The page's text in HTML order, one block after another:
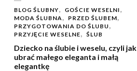
BLOG ŚLUBNY
GOŚCIE WESELNI
MODA ŚLUBNA
PRZED ŚLUBEM
PRZYGOTOWANIA DO ŚLUBU
PRZYJĘCIE WESELNE
ŚLUB
Dziecko na ślubie i weselu, czyli jak
ubrać małego eleganta i małą
elegantkę